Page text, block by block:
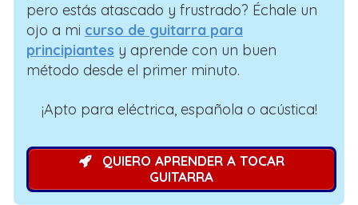
pero estás atascado y frustrado? Échale un
ojo a mi curso de guitarra para
principiantes y aprende con un buen
método desde el primer minuto.
¡Apto para eléctrica, española o acústica!
QUIERO APRENDER A TOCAR
GUITARRA